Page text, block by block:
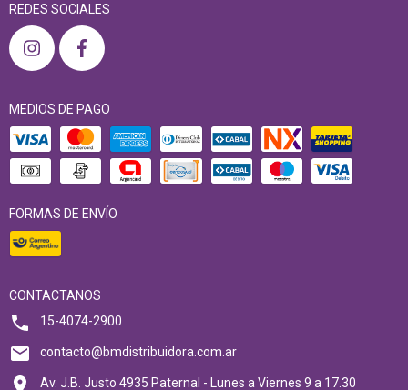
REDES SOCIALES
MEDIOS DE PAGO
FORMAS DE ENVÍO
CONTACTANOS
15-4074-2900
contacto@bmdistribuidora.com.ar
Av. J.B. Justo 4935 Paternal - Lunes a Viernes 9 a 17.30